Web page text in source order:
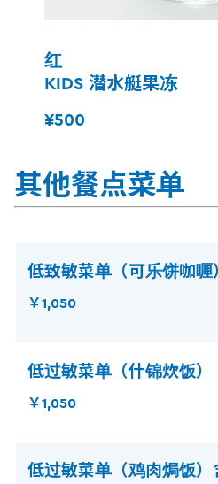
红
KIDS 潜水艇果冻
¥500
其他餐点菜单
低致敏菜单（可乐饼咖
￥1,050
低过敏菜单（什锦炊饭
￥1,050
低过敏菜单（鸡肉焗饭）